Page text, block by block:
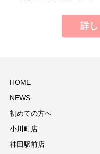
詳
HOME
NEWS
初めての方へ
小川町店
神田駅前店